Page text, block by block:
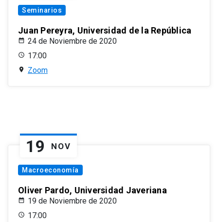
Seminarios
Juan Pereyra, Universidad de la República
24 de Noviembre de 2020
17:00
Zoom
19 NOV
Macroeconomía
Oliver Pardo, Universidad Javeriana
19 de Noviembre de 2020
17:00